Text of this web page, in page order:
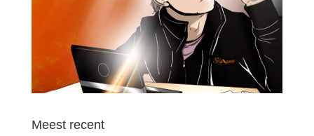
Meest recent